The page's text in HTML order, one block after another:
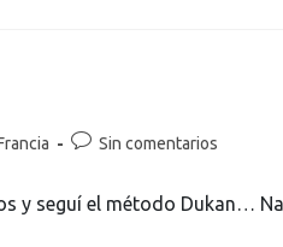
Sin comentarios
y seguí el método Dukan…